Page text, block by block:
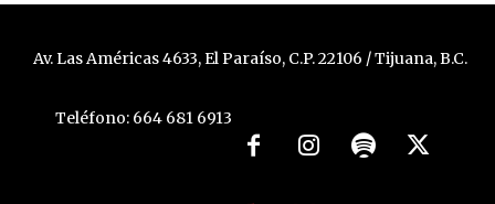
Av. Las Américas 4633, El Paraíso, C.P. 22106 / Tijuana, B.C.
Teléfono: 664 681 6913